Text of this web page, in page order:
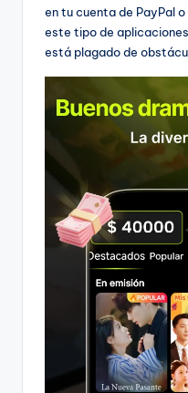
en tu cuenta de PayPal
este tipo de
está plagado de